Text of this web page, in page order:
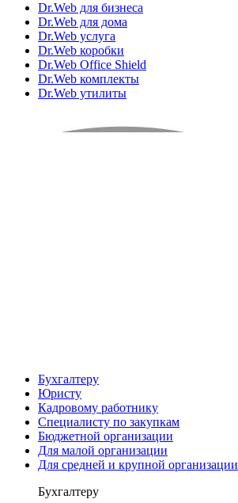
Dr.Web для бизнеса
Dr.Web для дома
Dr.Web услуга
Dr.Web коробки
Dr.Web Office Shield
Dr.Web комплекты
Dr.Web утилиты
Бухгалтеру
Юристу
Кадровому работнику
Специалисту по закупкам
Бюджетной организации
Для малой организации
Для средней и крупной организации
Бухгалтеру